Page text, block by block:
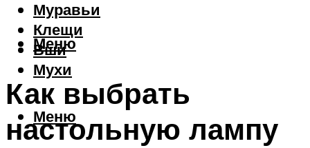
Муравьи
Клещи
Вши
Мухи
Меню
Меню
Как выбрать
настольную лампу